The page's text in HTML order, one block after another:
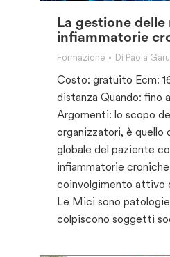
La gestione
infiammatorie
Formazione Di Paola
Costo: gratuito Ecm:
distanza Quando: fino
Argomenti: lo scopo
organizzatori, è quello
globale del paziente
infiammatorie
coinvolgimento attivo
Le Mici sono
colpiscono soggetti